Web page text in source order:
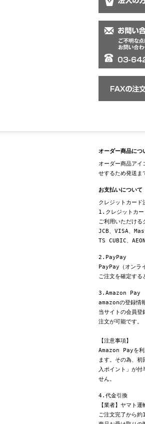
オーダー商品につ
オーダー商品ア
せするため発送ま
お支払いについて
クレジットカード
1.クレジットカー
ご利用いただける
JCB、VISA、
TS CUBIC、
2.PayPay
PayPay（オンラ
ご注文を確定する
3.Amazon Pay
amazonの登録情
当サイトの会員
注文が可能です。
【注意事項】
Amazon Payを利
ます。その為、
入ポイント」が付
せん。
4.代金引換
【業者】ヤマト運
ご注文完了から約